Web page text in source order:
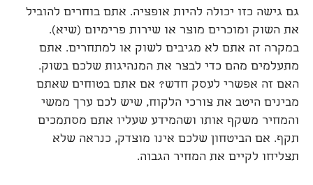
גם גישה כזו יכולה להיות אופציה. אתם בוחרים להוביל
את השוק ומוכרים מוצר או שירות פרימיום (שיא).
במקרה זה אתם לא מגיבים לשוק או למתחרים. אתם
מתעלמים מהם כדי לבצר את המנהיגות שלכם בשוק.
האם זה אפשרי לעסק חדש? אם אתם בטוחים שאתם
מבינים היטב את צורכי הלקוח, שיש לכם ערך ממשי
והמחיר משקף אותו ושהמידע שעליו אתם מסתמכים
תקף. אם הביטחון שלכם אינו מוצדק, כנראה שלא
תצליחו לקיים את המחיר הגבוה.